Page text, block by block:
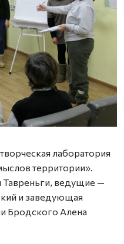
лаборатория
территории».
Тавреньги, ведущие —
и заведующая
Бродского Алена